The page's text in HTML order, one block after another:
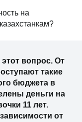
на
вопрос. От
такие
бюджета в
деньги на
11 лет.
от